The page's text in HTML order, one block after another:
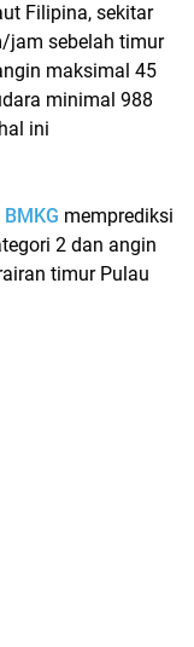
Filipina, sekitar
jam sebelah timur
maksimal 45
minimal 988
ini
BMKG memprediksi
2 dan angin
timur Pulau